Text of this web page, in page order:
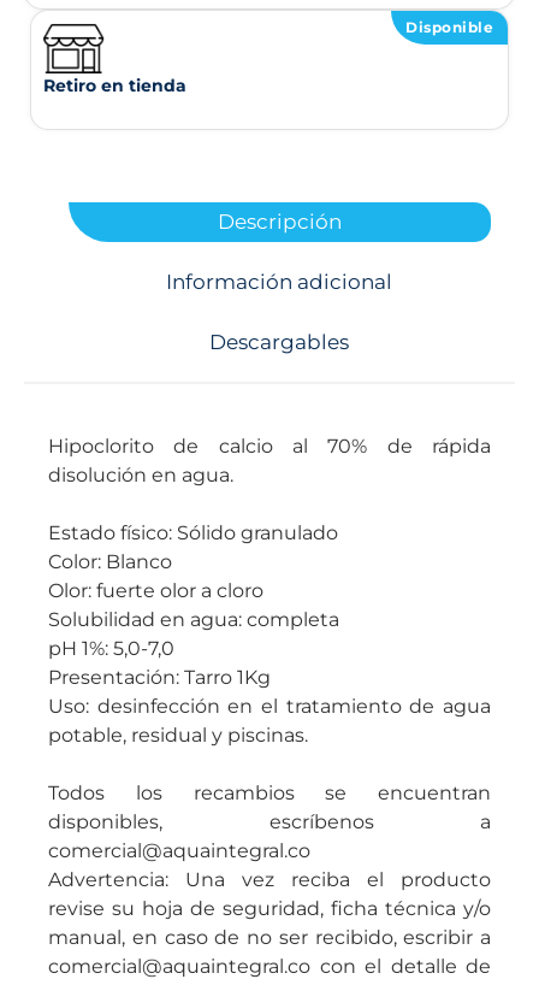
Disponible
Retiro en tienda
Descripción
Información adicional
Descargables
Hipoclorito de calcio al 70% de rápida
disolución en agua.
Estado físico: Sólido granulado
Color: Blanco
Olor: fuerte olor a cloro
Solubilidad en agua: completa
pH 1%: 5,0-7,0
Presentación: Tarro 1Kg
Uso: desinfección en el tratamiento de agua
potable, residual y piscinas.
Todos los recambios se encuentran
disponibles, escríbenos a
comercial@aquaintegral.co
Advertencia: Una vez reciba el producto
revise su hoja de seguridad, ficha técnica y/o
manual, en caso de no ser recibido, escribir a
comercial@aquaintegral.co con el detalle de